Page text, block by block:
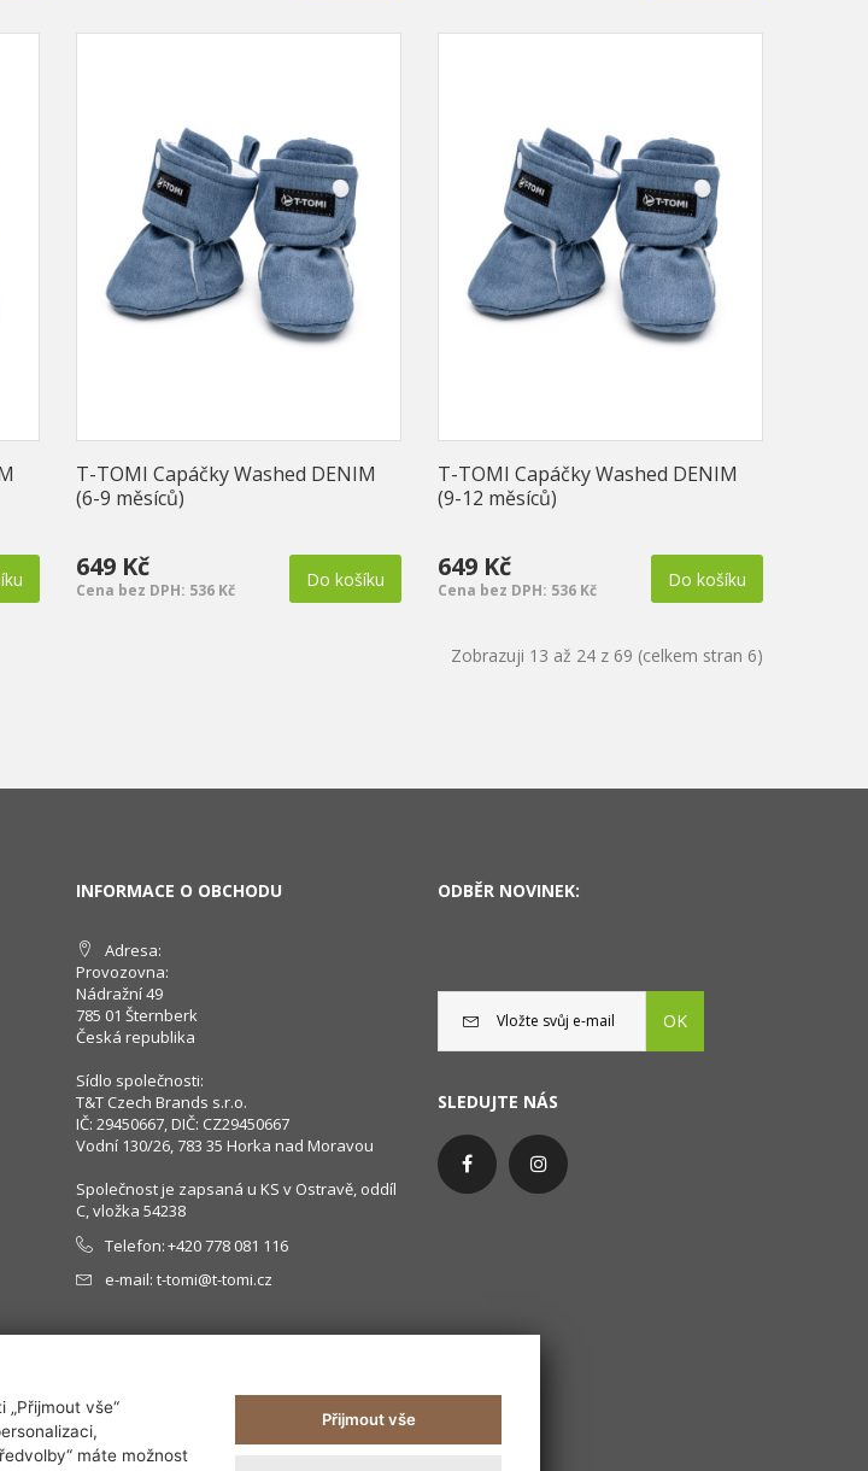
T-TOMI Capáčky Washed DENIM
(6-9 měsíců)
649 Kč
Cena bez DPH: 536 Kč Do košíku
T-TOMI Capáčky Washed DENIM
(9-12 měsíců)
649 Kč
Cena bez DPH: 536 Kč Do košíku
Zobrazuji 13 až 24 z 69 (celkem stran 6)
INFORMACE O OBCHODU
Adresa:
Provozovna:
Nádražní 49
785 01 Šternberk
Česká republika
Sídlo společnosti:
T&T Czech Brands s.r.o.
IČ: 29450667, DIČ: CZ29450667
Vodní 130/26, 783 35 Horka nad Moravou
Společnost je zapsaná u KS v Ostravě, oddíl
C, vložka 54238
Telefon:+420 778 081 116
e-mail: t-tomi@t-tomi.cz
ODBĚR NOVINEK:
OK
SLEDUJTE NÁS
vše“
máte možnost
Přijmout vše